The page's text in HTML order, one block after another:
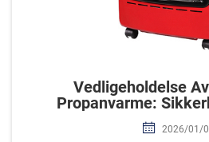
Vedligeholdelse
Propanvarme:
2026/01/